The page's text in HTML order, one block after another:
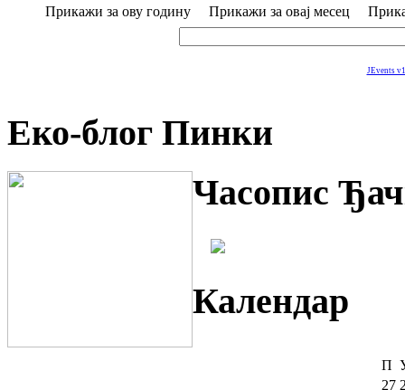
Прикажи за ову годину Прикажи за овај месец
JEvents
Еко-блог Пинки
Часопис
Календар
П
27